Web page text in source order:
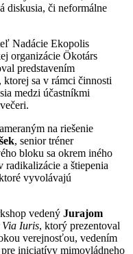
diskusia, či neformálne
Nadácie Ekopolis
organizácie Ökotárs
predstavením
sa v rámci činnosti
medzi účastníkmi
na riešenie
, senior tréner
bloku sa okrem iného
a štiepenia
vyvolávajú
vedený Jurajom
Via Iuris, ktorý prezentoval
verejnosťou, vedením
iniciatívy mimovládneho